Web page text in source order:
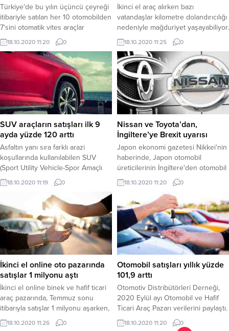
Türkiye'de bu yılın üçüncü çeyreği
itibariyle satılan her 10 otomobilden
7'sini otomatik vites araçlar
oluşturdu.
18.10.2020 11:20 0
İkinci el araç alırken bazı
vatandaşlar kilometre dolandırıcılığı
nedeniyle mağduriyet yaşayabiliyor.
Dolandırıcılar satılan otomobilin
kilometre cinsinden kat ettiği
mesafeyi düşürerek aracı
ederinden fazla fiyatlara
satabiliyorlar.
18.10.2020 11:25 0
SUV araçların satışları ilk 9
ayda yüzde 120 arttı
Asfaltın yanı sıra farklı arazi
koşullarında kullanılabilen SUV
(Sport Utility Vehicle-Spor Amaçlı
Taşıt) otomobiller, sürüş koşulları
bakımında zengin bir yelpaze
18.10.2020 11:19 0
Nissan ve Toyota’dan,
İngiltere’ye Brexit uyarısı
Japon ekonomi gazetesi Nikkei'nin
haberinde, Japon otomobil
üreticilerinin İngiltere'den otomobil
ithalatına yüzde 10 ek AB gümrük
vergisine hazırlandığı, üreticilerin
İngiliz hükümetinden bu ilave ek
gümrük masraflarını ödemesini
talep ettiği bildirildi.
18.10.2020 11:20 0
İkinci el online oto pazarında
satışlar 1 milyonu aştı
İkinci el online binek ve hafif ticari
araç pazarında, Temmuz sonu
itibarıyla satışlar 1 milyonu aşarken,
fiyatlar da Temmuz'da bir önceki
aya kıyasla yüzde 7,5 ve geçen yılın
18.10.2020 11:26 0
Otomobil satışları yıllık yüzde
101,9 arttı
Otomotiv Distribütörleri Derneği,
2020 Eylül ayı Otomobil ve Hafif
Ticari Araç Pazarı verilerini paylaştı.
Buna göre, ilk 9 ayık dönemde
Türkiye otomobil ve hafif ticari araç
18.10.2020 11:20 0